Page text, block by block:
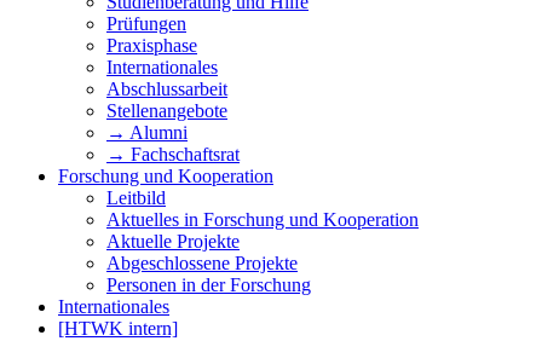
Prüfungen
Praxisphase
Internationales
Abschlussarbeit
Stellenangebote
→ Alumni
→ Fachschaftsrat
Forschung und Kooperation
Leitbild
Aktuelles in Forschung und Kooperation
Aktuelle Projekte
Abgeschlossene Projekte
Personen in der Forschung
Internationales
[HTWK intern]